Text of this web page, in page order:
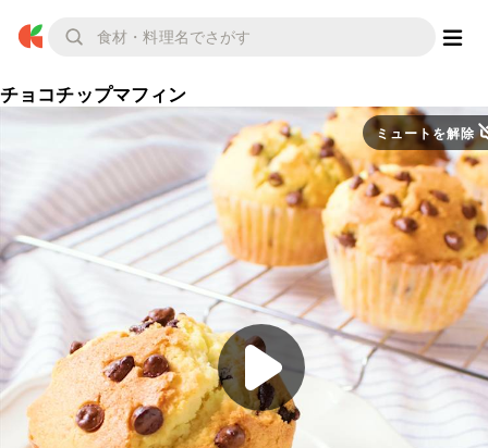
チョコチップマフィン
ミュートを解除